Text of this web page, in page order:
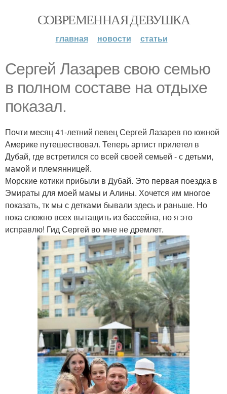
СОВРЕМЕННАЯ ДЕВУШКА
главная новости статьи
Сергей Лазарев свою семью
в полном составе на отдыхе
показал.
Почти месяц 41-летний певец Сергей Лазарев по южной
Америке путешествовал. Теперь артист прилетел в
Дубай, где встретился со всей своей семьей - с детьми,
мамой и племянницей.
Морские котики прибыли в Дубай. Это первая поездка в
Эмираты для моей мамы и Алины. Хочется им многое
показать, тк мы с детками бывали здесь и раньше. Но
пока сложно всех вытащить из бассейна, но я это
исправлю! Гид Сергей во мне не дремлет.